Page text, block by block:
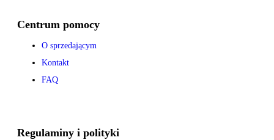
Centrum pomocy
O sprzedającym
Kontakt
FAQ
Regulaminy i polityki